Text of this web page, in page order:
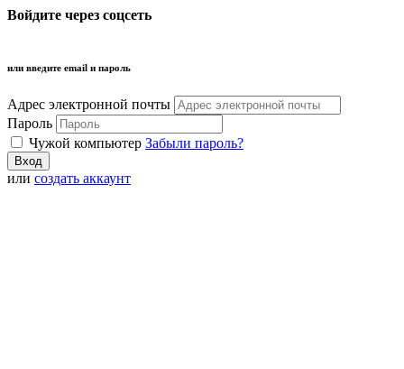
Войдите через соцсеть
или введите email и пароль
Адрес электронной почты
Пароль
Чужой компьютер Забыли пароль?
или создать аккаунт